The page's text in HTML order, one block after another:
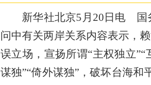
新华社北京5月20日电 国
问中有关两岸关系内容表示，
误立场，宣扬所谓“主权独立
谋独”“倚外谋独”，破坏台海和